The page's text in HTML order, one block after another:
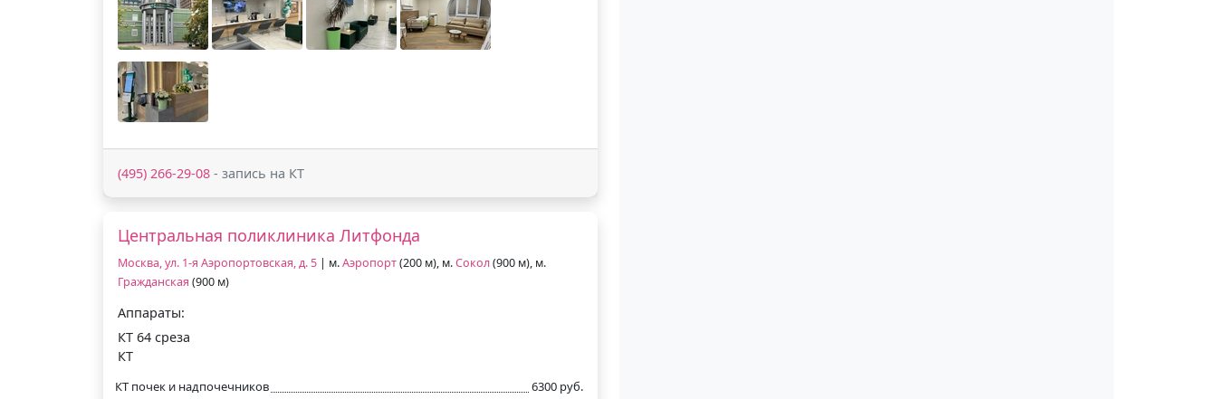
(495) 266-29-08 - запись на КТ
Центральная поликлиника Литфонда
Москва, ул. 1-я Аэропортовская, д. 5 | м.Аэропорт(200 м), м.Сокол(900 м), м.
Гражданская (900 м)
Аппараты:
КТ 64 среза
КТ
КТ почек и надпочечников 6300 руб.